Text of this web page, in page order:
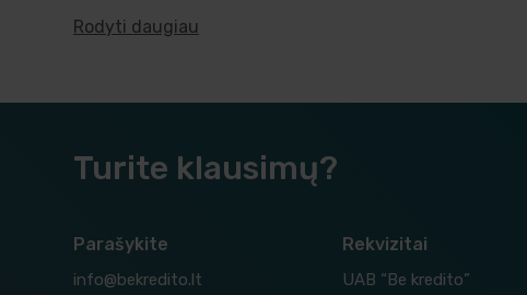
Rodyti daugiau
Turite klausimų?
Parašykite
info@bekredito.lt
Rekvizitai
UAB “Be kredito”